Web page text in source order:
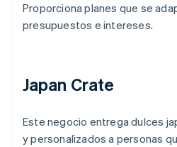
Proporciona planes que se
presupuestos e intereses.
Japan Crate
Este negocio entrega dulces
y personalizados a personas